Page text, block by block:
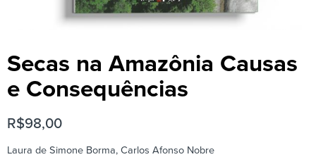
Secas na Amazônia Causas
e Consequências
R$98,00
Laura de Simone Borma, Carlos Afonso Nobre